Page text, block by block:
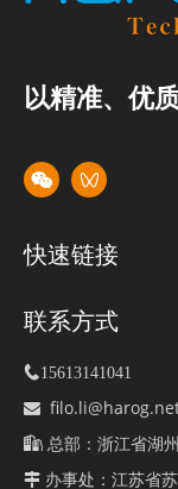
以精准、优
快速链接
联系方式
15613141041

 总部：浙江省湖
 办事处：江苏省